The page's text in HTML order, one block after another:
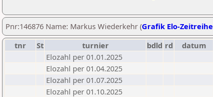
Pnr:146876 Name: Markus Wiederkehr (Grafik Elo-Zeitreihe
tnr
St turnier bdld rd datum
Elozahl per 01.01.2025
Elozahl per 01.04.2025
Elozahl per 01.07.2025
Elozahl per 01.10.2025